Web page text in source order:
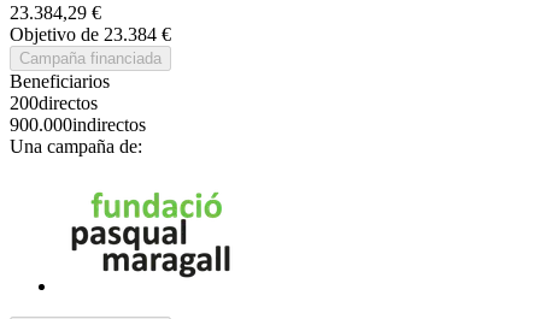
23.384,29 €
Objetivo de 23.384 €
Campaña financiada
Beneficiarios
200directos
900.000indirectos
Una campaña de: